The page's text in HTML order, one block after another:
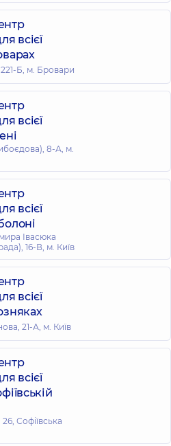
всієї
221-Б, м. Бровари
всієї
8-А, м.
всієї
Івасюка
16-В, м. Київ
всієї
21-А, м. Київ
всієї
Софіївська